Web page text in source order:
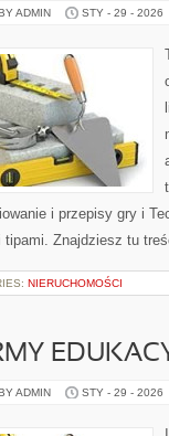
ADMIN STY - 29 - 2026
i przepisy gry i
tipami. Znajdziesz tu
NIERUCHOMOŚCI
ADMIN STY - 29 - 2026